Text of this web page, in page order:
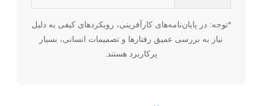
*توجه: در پایان‌نامه‌های کارآفرینی، رویکردهای کیفی به دلیل
نیاز به بررسی عمیق رفتارها و تصمیمات انسانی، بسیار
پرکاربرد هستند.